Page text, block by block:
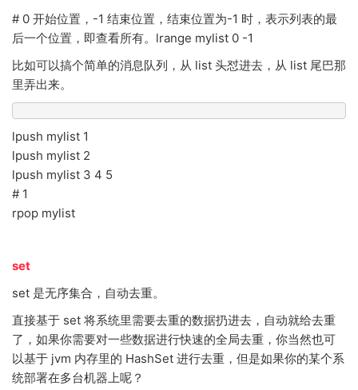
# 0 开始位置，-1 结束位置，结束位置为-1 时，表示列表的最
后一个位置，即查看所有。lrange mylist 0 -1
比如可以搞个简单的消息队列，从 list 头怼进去，从 list 尾巴那
里弄出来。
lpush mylist 1
lpush mylist 2
lpush mylist 3 4 5
# 1
rpop mylist
set
set 是无序集合，自动去重。
直接基于 set 将系统里需要去重的数据扔进去，自动就给去重
了，如果你需要对一些数据进行快速的全局去重，你当然也可
以基于 jvm 内存里的 HashSet 进行去重，但是如果你的某个系
统部署在多台机器上呢？